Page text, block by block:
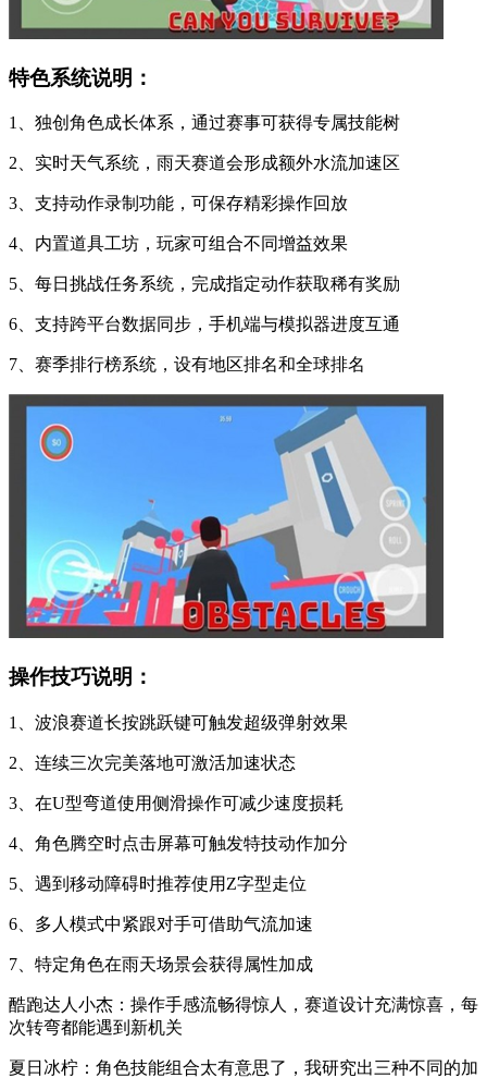
特色系统说明：
1、独创角色成长体系，通过赛事可获得专属技能树
2、实时天气系统，雨天赛道会形成额外水流加速区
3、支持动作录制功能，可保存精彩操作回放
4、内置道具工坊，玩家可组合不同增益效果
5、每日挑战任务系统，完成指定动作获取稀有奖励
6、支持跨平台数据同步，手机端与模拟器进度互通
7、赛季排行榜系统，设有地区排名和全球排名
操作技巧说明：
1、波浪赛道长按跳跃键可触发超级弹射效果
2、连续三次完美落地可激活加速状态
3、在U型弯道使用侧滑操作可减少速度损耗
4、角色腾空时点击屏幕可触发特技动作加分
5、遇到移动障碍时推荐使用Z字型走位
6、多人模式中紧跟对手可借助气流加速
7、特定角色在雨天场景会获得属性加成
酷跑达人小杰：操作手感流畅得惊人，赛道设计充满惊喜，每
次转弯都能遇到新机关
夏日冰柠：角色技能组合太有意思了，我研究出三种不同的加